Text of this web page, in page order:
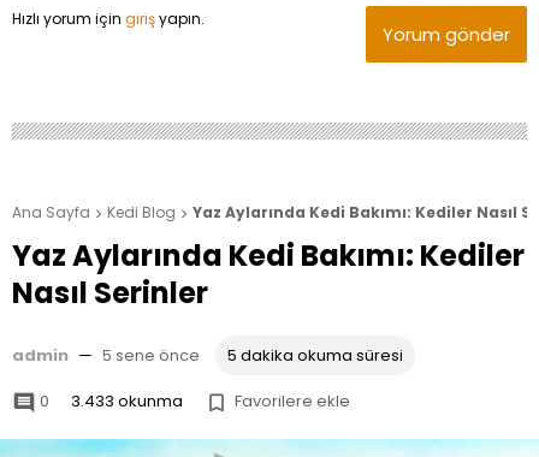
Hızlı yorum için girişyapın.
Yorum gönder
Ana Sayfa  Kedi Blog  Yaz Aylarında Kedi Bakımı: Kediler Nasıl
Yaz Aylarında Kedi Bakımı: Kediler
Nasıl Serinler
admin — 5 sene önce 5 dakika okuma süresi
 0 3.433 okunma  Favorilere ekle